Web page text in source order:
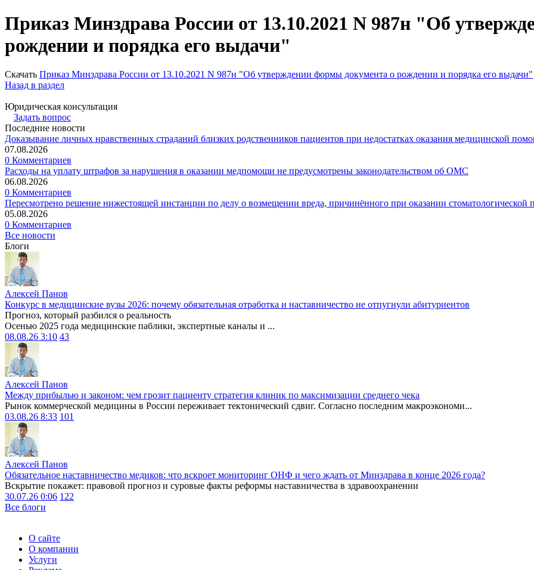
Приказ Минздрава России от 13.10.2021 N 987н "Об
рождении и порядка его выдачи"
Скачать Приказ Минздрава России от 13.10.2021 N 987н "Об утверждении формы документа о рождении и порядка его выдачи"
Назад в раздел
Юридическая консультация
Задать вопрос
Последние новости
Доказывание личных нравственных страданий близких родственников пациентов при недостатках оказания медицинской
07.08.2026
0 Комментариев
Расходы на уплату штрафов за нарушения в оказании медпомощи не предусмотрены законодательством об ОМС
06.08.2026
0 Комментариев
Пересмотрено решение нижестоящей инстанции по делу о возмещении вреда, причинённого при оказании стоматологической
05.08.2026
0 Комментариев
Все новости
Блоги
Алексей Панов
Конкурс в медицинские вузы 2026: почему обязательная отработка и наставничество не отпугнули абитуриентов
Прогноз, который разбился о реальность
Осенью 2025 года медицинские паблики, экспертные каналы и ...
08.08.26 3:10 43
Алексей Панов
Между прибылью и законом: чем грозит пациенту стратегия клиник по максимизации среднего чека
Рынок коммерческой медицины в России переживает тектонический сдвиг. Согласно последним макроэкономи...
03.08.26 8:33 101
Алексей Панов
Обязательное наставничество медиков: что вскроет мониторинг ОНФ и чего ждать от Минздрава в конце 2026 года?
Вскрытие покажет: правовой прогноз и суровые факты реформы наставничества в здравоохранении
30.07.26 0:06 122
Все блоги
О сайте
О компании
Услуги